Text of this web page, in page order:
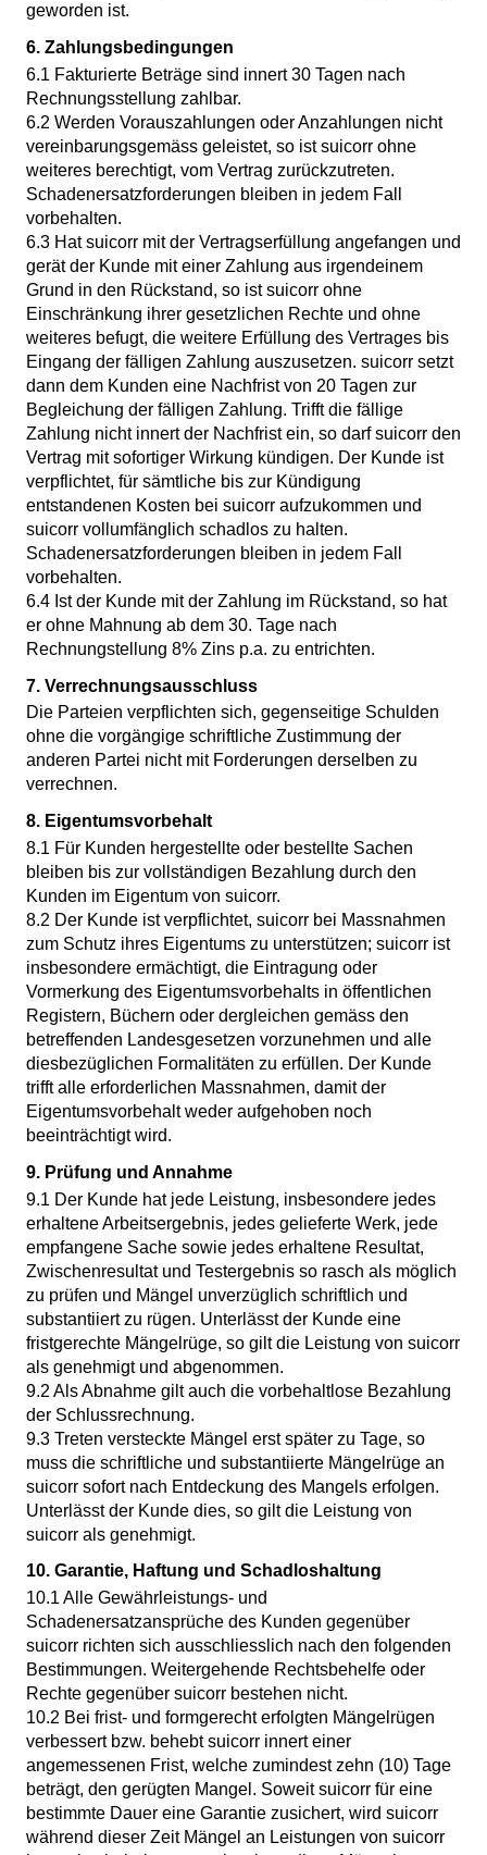
geworden ist.
6. Zahlungsbedingungen
6.1 Fakturierte Beträge sind innert 30 Tagen nach
Rechnungsstellung zahlbar.
6.2 Werden Vorauszahlungen oder Anzahlungen nicht
vereinbarungsgemäss geleistet, so ist suicorr ohne
weiteres berechtigt, vom Vertrag zurückzutreten.
Schadenersatzforderungen bleiben in jedem Fall
vorbehalten.
6.3 Hat suicorr mit der Vertragserfüllung angefangen und
gerät der Kunde mit einer Zahlung aus irgendeinem
Grund in den Rückstand, so ist suicorr ohne
Einschränkung ihrer gesetzlichen Rechte und ohne
weiteres befugt, die weitere Erfüllung des Vertrages bis
Eingang der fälligen Zahlung auszusetzen. suicorr setzt
dann dem Kunden eine Nachfrist von 20 Tagen zur
Begleichung der fälligen Zahlung. Trifft die fällige
Zahlung nicht innert der Nachfrist ein, so darf suicorr den
Vertrag mit sofortiger Wirkung kündigen. Der Kunde ist
verpflichtet, für sämtliche bis zur Kündigung
entstandenen Kosten bei suicorr aufzukommen und
suicorr vollumfänglich schadlos zu halten.
Schadenersatzforderungen bleiben in jedem Fall
vorbehalten.
6.4 Ist der Kunde mit der Zahlung im Rückstand, so hat
er ohne Mahnung ab dem 30. Tage nach
Rechnungstellung 8% Zins p.a. zu entrichten.
7. Verrechnungsausschluss
Die Parteien verpflichten sich, gegenseitige Schulden
ohne die vorgängige schriftliche Zustimmung der
anderen Partei nicht mit Forderungen derselben zu
verrechnen.
8. Eigentumsvorbehalt
8.1 Für Kunden hergestellte oder bestellte Sachen
bleiben bis zur vollständigen Bezahlung durch den
Kunden im Eigentum von suicorr.
8.2 Der Kunde ist verpflichtet, suicorr bei Massnahmen
zum Schutz ihres Eigentums zu unterstützen; suicorr ist
insbesondere ermächtigt, die Eintragung oder
Vormerkung des Eigentumsvorbehalts in öffentlichen
Registern, Büchern oder dergleichen gemäss den
betreffenden Landesgesetzen vorzunehmen und alle
diesbezüglichen Formalitäten zu erfüllen. Der Kunde
trifft alle erforderlichen Massnahmen, damit der
Eigentumsvorbehalt weder aufgehoben noch
beeinträchtigt wird.
9. Prüfung und Annahme
9.1 Der Kunde hat jede Leistung, insbesondere jedes
erhaltene Arbeitsergebnis, jedes gelieferte Werk, jede
empfangene Sache sowie jedes erhaltene Resultat,
Zwischenresultat und Testergebnis so rasch als möglich
zu prüfen und Mängel unverzüglich schriftlich und
substantiiert zu rügen. Unterlässt der Kunde eine
fristgerechte Mängelrüge, so gilt die Leistung von suicorr
als genehmigt und abgenommen.
9.2 Als Abnahme gilt auch die vorbehaltlose Bezahlung
der Schlussrechnung.
9.3 Treten versteckte Mängel erst später zu Tage, so
muss die schriftliche und substantiierte Mängelrüge an
suicorr sofort nach Entdeckung des Mangels erfolgen.
Unterlässt der Kunde dies, so gilt die Leistung von
suicorr als genehmigt.
10. Garantie, Haftung und Schadloshaltung
10.1 Alle Gewährleistungs- und
Schadenersatzansprüche des Kunden gegenüber
suicorr richten sich ausschliesslich nach den folgenden
Bestimmungen. Weitergehende Rechtsbehelfe oder
Rechte gegenüber suicorr bestehen nicht.
10.2 Bei frist- und formgerecht erfolgten Mängelrügen
verbessert bzw. behebt suicorr innert einer
angemessenen Frist, welche zumindest zehn (10) Tage
beträgt, den gerügten Mangel. Soweit suicorr für eine
bestimmte Dauer eine Garantie zusichert, wird suicorr
während dieser Zeit Mängel an Leistungen von suicorr